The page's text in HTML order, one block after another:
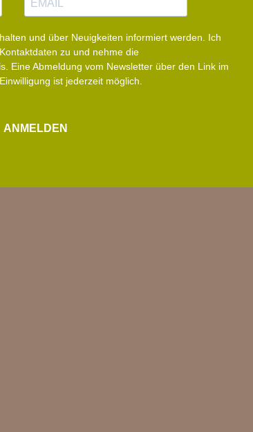
M
i
l
und über Neuigkeiten informiert werden. Ich
zu und nehme die
Eine Abmeldung vom Newsletter über den Link im
ist jederzeit möglich.
ANMELDEN